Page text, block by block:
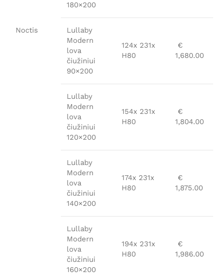
Noctis
180×200
Lullaby
Modern
lova
čiužiniui
90×200
124x 231x
H80
€
1,680.00
Lullaby
Modern
lova
čiužiniui
120×200
154x 231x
H80
€
1,804.00
Lullaby
Modern
lova
čiužiniui
140×200
174x 231x
H80
€
1,875.00
Lullaby
Modern
lova
čiužiniui
160×200
194x 231x
H80
€
1,986.00